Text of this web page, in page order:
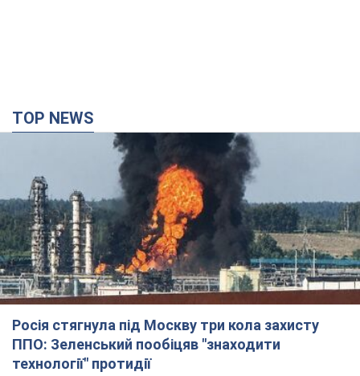
TOP NEWS
Росія стягнула під Москву три кола захисту
ППО: Зеленський пообіцяв "знаходити
технології" протидії